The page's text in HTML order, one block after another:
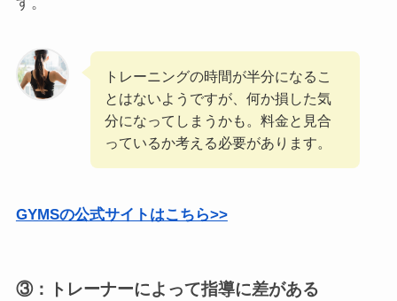
す。
トレーニングの時間が半分になるこ
とはないようですが、何か損した気
分になってしまうかも。料金と見合
っているか考える必要があります。
GYMSの公式サイトはこちら>>
③：トレーナーによって指導に差がある